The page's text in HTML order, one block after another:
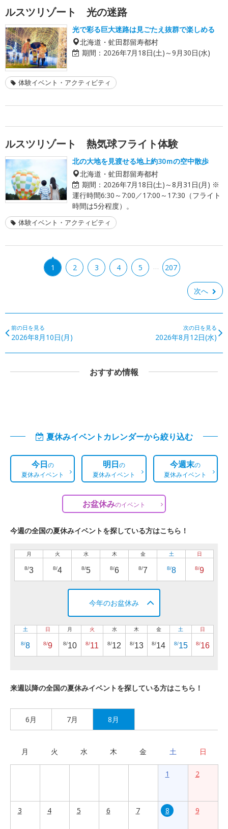
ルスツリゾート 光の迷路
光で彩る巨大迷路は見ごたえ抜群で楽しめる
北海道・虻田郡留寿都村
期間： 2026年7月18日(土)～9月30日(水)
体験イベント・アクティビティ
ルスツリゾート 熱気球フライト体験
北の大地を見渡せる地上約30ｍの空中散歩
北海道・虻田郡留寿都村
期間： 2026年7月18日(土)～8月31日(月) ※
運行時間6:30～7:00／17:00～17:30（フライト
時間は5分程度）。
体験イベント・アクティビティ
1 2 3 4 5 … 207
次へ
前の日を見る
2026年8月10日(月)
次の日を見る
2026年8月12日(水)
おすすめ情報
夏休みイベントカレンダーから絞り込む
今日の
夏休みイベント
明日の
夏休みイベント
今週末の
夏休みイベント
お盆休みのイベント
今週の全国の夏休みイベントを探している方はこちら！
月
8/3
火
8/4
水
8/5
木
8/6
金
8/7
土
8/8
日
8/9
今年のお盆休み
土
8/8
日
8/9
月
8/10
火
8/11
水
8/12
木
8/13
金
8/14
土
8/15
日
8/16
来週以降の全国の夏休みイベントを探している方はこちら！
6月 7月 8月
月 火 水 木 金 土 日
1 2
3 4 5 6 7 8 9